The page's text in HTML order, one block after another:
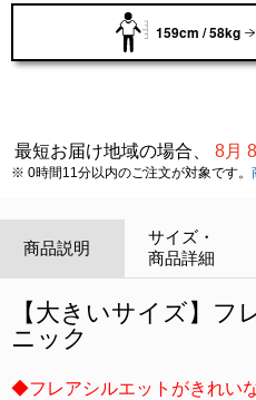
159cm / 58kg
最短お届け地域の場合、 8月
※ 0時間11分以内のご注文が対象です。
商品説明
サイズ・
商品詳細
【大きいサイズ】フ
ニック
◆フレアシルエットがきれい